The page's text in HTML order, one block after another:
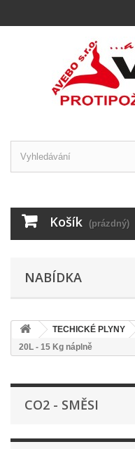
Košík (prázdný)
NABÍDKA
TECHICKÉ PLYNY
20L - 15 Kg náplně
CO2 - SMĚSI